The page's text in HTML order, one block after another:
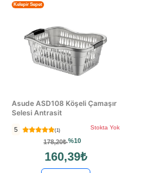
Asude ASD108 Köşeli Çamaşır
Selesi Antrasit
Kelepir Sepet
5 (1) Stokta Yok
178,20₺%10
160,39₺